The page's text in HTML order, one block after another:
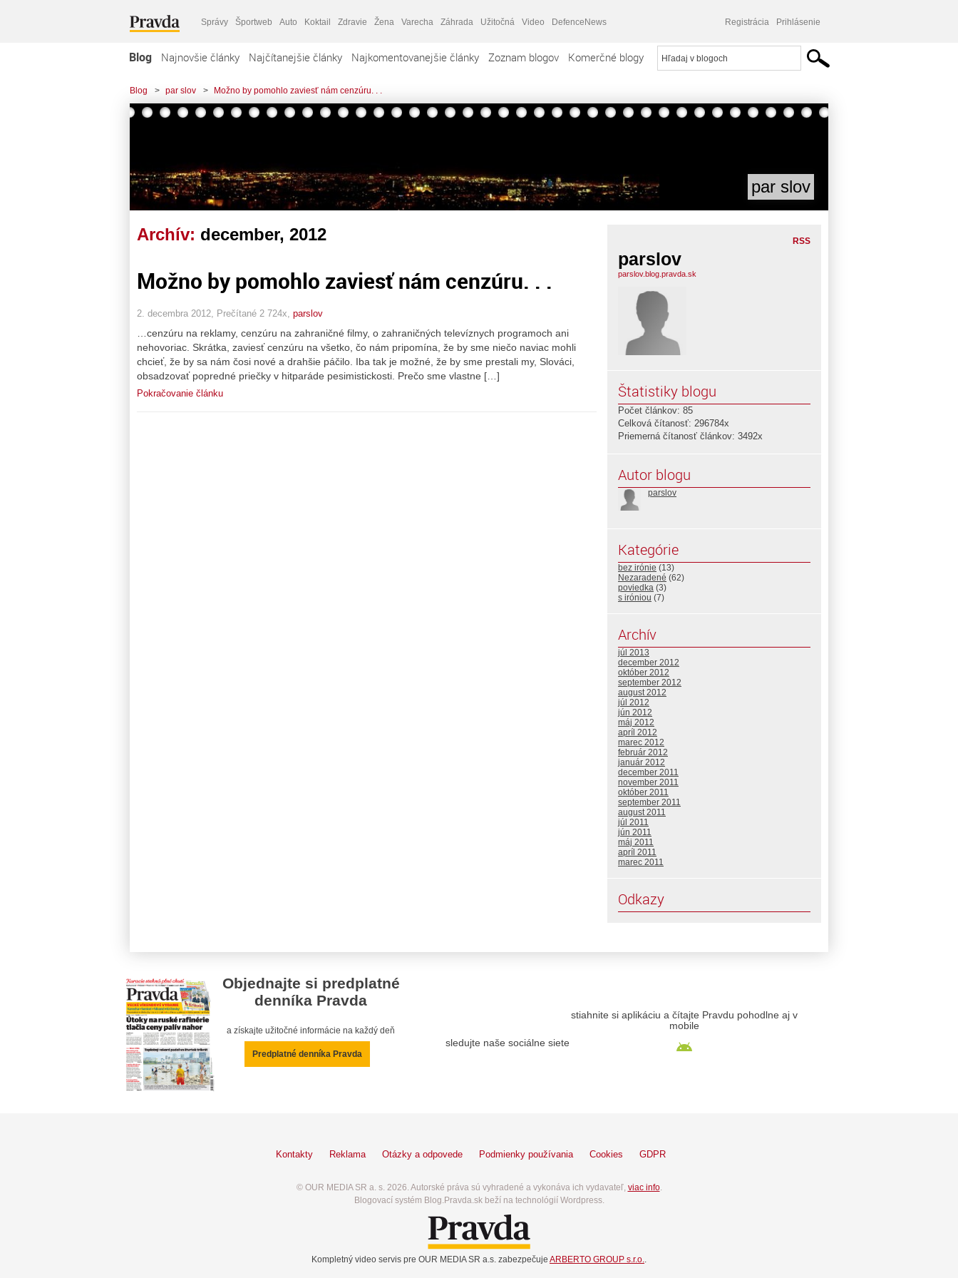
Správy Športweb Auto Koktail Zdravie Žena Varecha Záhrada Užitočná Video DefenceNews Registrácia Prihlásenie
Blog Najnovšie články Najčítanejšie články Najkomentovanejšie články Zoznam blogov Komerčné blogy
Blog > par slov > Možno by pomohlo zaviesť nám cenzúru. . .
par slov
Archív: december, 2012
Možno by pomohlo zaviesť nám cenzúru. . .
2. decembra 2012, Prečítané 2 724x, parslov
…cenzúru na reklamy, cenzúru na zahraničné filmy, o zahraničných televíznych programoch ani
nehovoriac. Skrátka, zaviesť cenzúru na všetko, čo nám pripomína, že by sme niečo naviac mohli
chcieť, že by sa nám čosi nové a drahšie páčilo. Iba tak je možné, že by sme prestali my, Slováci,
obsadzovať popredné priečky v hitparáde pesimistickosti. Prečo sme vlastne […]
Pokračovanie článku
RSS
parslov
parslov.blog.pravda.sk
Štatistiky blogu
Počet článkov: 85
Celková čítanosť: 296784x
Priemerná čítanosť článkov: 3492x
Autor blogu
parslov
Kategórie
bez irónie (13)
Nezaradené (62)
poviedka (3)
s iróniou (7)
Archív
júl 2013
december 2012
október 2012
september 2012
august 2012
júl 2012
jún 2012
máj 2012
apríl 2012
marec 2012
február 2012
január 2012
december 2011
november 2011
október 2011
september 2011
august 2011
júl 2011
jún 2011
máj 2011
apríl 2011
marec 2011
Odkazy
Objednajte si predplatné
denníka Pravda
a získajte užitočné informácie na každý deň
Predplatné denníka Pravda
sledujte naše sociálne siete
stiahnite si aplikáciu a čítajte Pravdu pohodlne aj v
mobile
Kontakty Reklama Otázky a odpovede Podmienky používania Cookies GDPR
© OUR MEDIA SR a. s. 2026. Autorské práva sú vyhradené a vykonáva ich vydavateľ, viac info.
Blogovací systém Blog.Pravda.sk beží na technológií Wordpress.
Kompletný video servis pre OUR MEDIA SR a.s. zabezpečuje ARBERTO GROUP s.r.o..